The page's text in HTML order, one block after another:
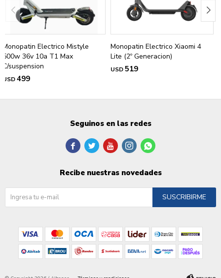
Monopatin Electrico Mistyle
500w 36v 10a T1 Max
C/suspension
USD499
Monopatin Electrico Xiaomi 4
Lite (2º Generacion)
USD519
Seguinos en las redes
    
Recibe nuestras novedades
SUSCRIBIRME